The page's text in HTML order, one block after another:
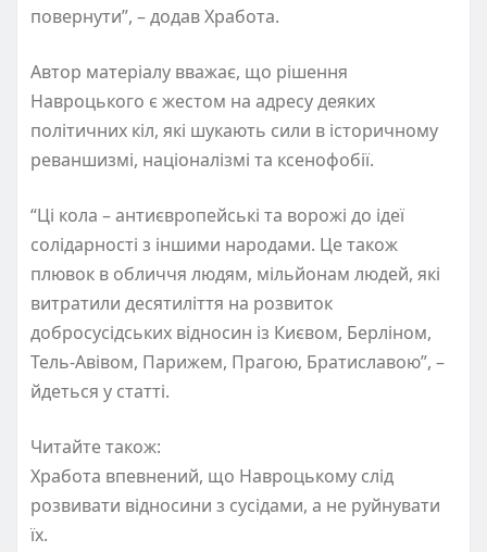
повернути”, – додав Хработа.
Автор матеріалу вважає, що рішення
Навроцького є жестом на адресу деяких
політичних кіл, які шукають сили в історичному
реваншизмі, націоналізмі та ксенофобії.
“Ці кола – антиєвропейські та ворожі до ідеї
солідарності з іншими народами. Це також
плювок в обличчя людям, мільйонам людей, які
витратили десятиліття на розвиток
добросусідських відносин із Києвом, Берліном,
Тель-Авівом, Парижем, Прагою, Братиславою”, –
йдеться у статті.
Читайте також:
Хработа впевнений, що Навроцькому слід
розвивати відносини з сусідами, а не руйнувати
їх.